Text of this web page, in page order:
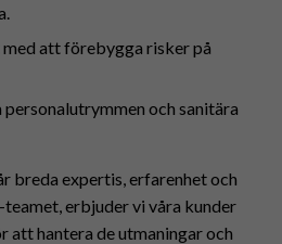
att förebygga risker på
och sanitära
breda expertis, erfarenhet och
erbjuder vi våra kunder
att hantera de utmaningar och